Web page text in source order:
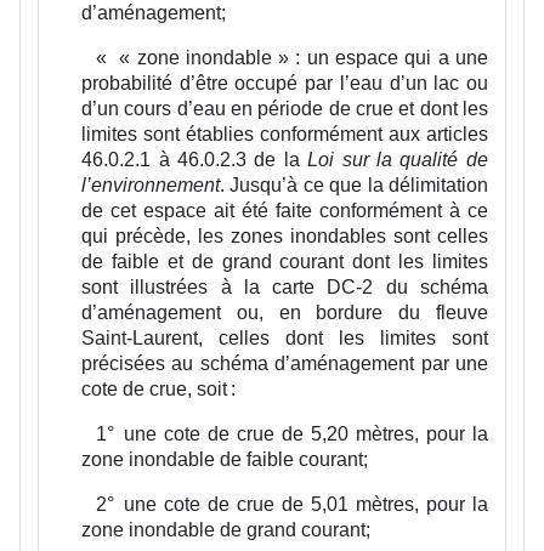
d’aménagement;
« « zone inondable » : un espace qui a une
probabilité d’être occupé par l’eau d’un lac ou
d’un cours d’eau en période de crue et dont les
limites sont établies conformément aux articles
46.0.2.1 à 46.0.2.3 de laLoi sur la qualité de
l’environnement. Jusqu’à ce que la délimitation
de cet espace ait été faite conformément à ce
qui précède, les zones inondables sont celles
de faible et de grand courant dont les limites
sont illustrées à la carte DC-2 du schéma
d’aménagement ou, en bordure du fleuve
Saint-Laurent, celles dont les limites sont
précisées au schéma d’aménagement par une
cote de crue, soit :
1° une cote de crue de 5,20 mètres, pour la
zone inondable de faible courant;
2° une cote de crue de 5,01 mètres, pour la
zone inondable de grand courant;